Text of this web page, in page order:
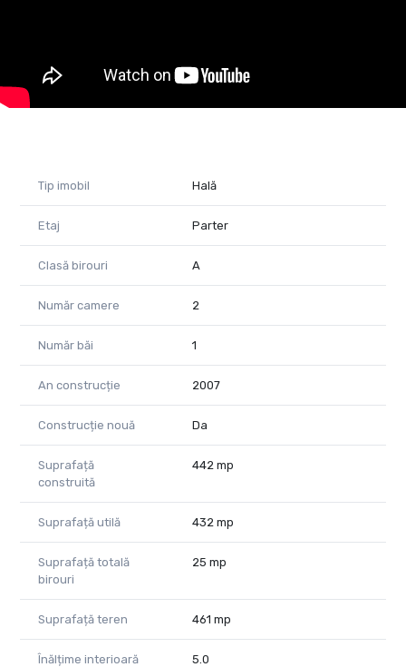
Cod proprietate 1651875
Tip imobil Hală
Etaj Parter
Clasă birouri A
Număr camere 2
Număr băi 1
An construcție 2007
Construcție nouă Da
Suprafață
construită
442 mp
Suprafață utilă 432 mp
Suprafață totală
birouri
25 mp
Suprafață teren 461 mp
Înălțime interioară 5.0